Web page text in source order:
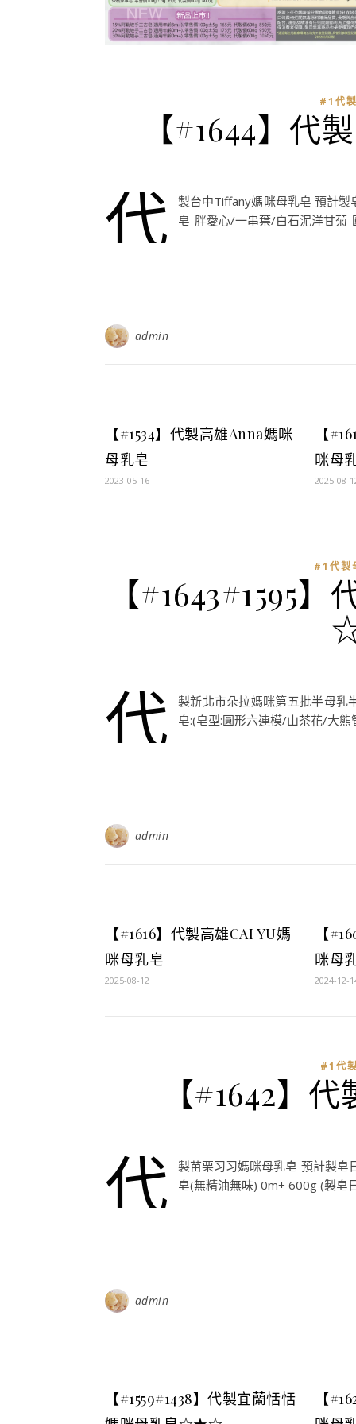
#1代
【#1644】代
代
製台中Tiffany媽咪母乳皂 預計
皂-胖愛心/一串葉/白石泥洋甘菊
admin
【#1534】代製高雄Anna媽咪
母乳皂
2023-05-16
【
咪母
2025-08-
#1代製
【#1643#1595
代
製新北市朵拉媽咪第五批半母
皂:(皂型:圓形六連模/山茶花/大
admin
【#1616】代製高雄CAI YU媽
咪母乳皂
2025-08-12
【
咪母
2024-12-
#1代
【#1642】
代
製苗栗习习媽咪母乳皂 預計製
皂(無精油無味) 0m+ 600g (製
admin
【#1559#1438】代製宜蘭恬恬
【